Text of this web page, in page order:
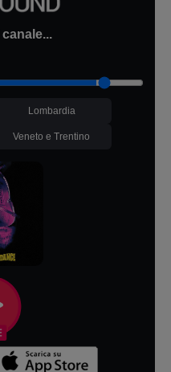
Lombardia
Veneto e Trentino